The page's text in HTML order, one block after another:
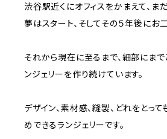
渋谷駅近くにオフィスをかまえて、
夢はスタート、そしてその５年後にお
それから現在に至るまで、細部にま
ンジェリーを作り続けています。
デザイン、素材感、縫製、どれをとっ
めできるランジェリーです。